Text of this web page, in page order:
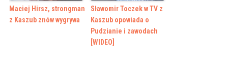
Maciej Hirsz, strongman
z Kaszub znów wygrywa
Sławomir Toczek w TV z
Kaszub opowiada o
Pudzianie i zawodach
[WIDEO]